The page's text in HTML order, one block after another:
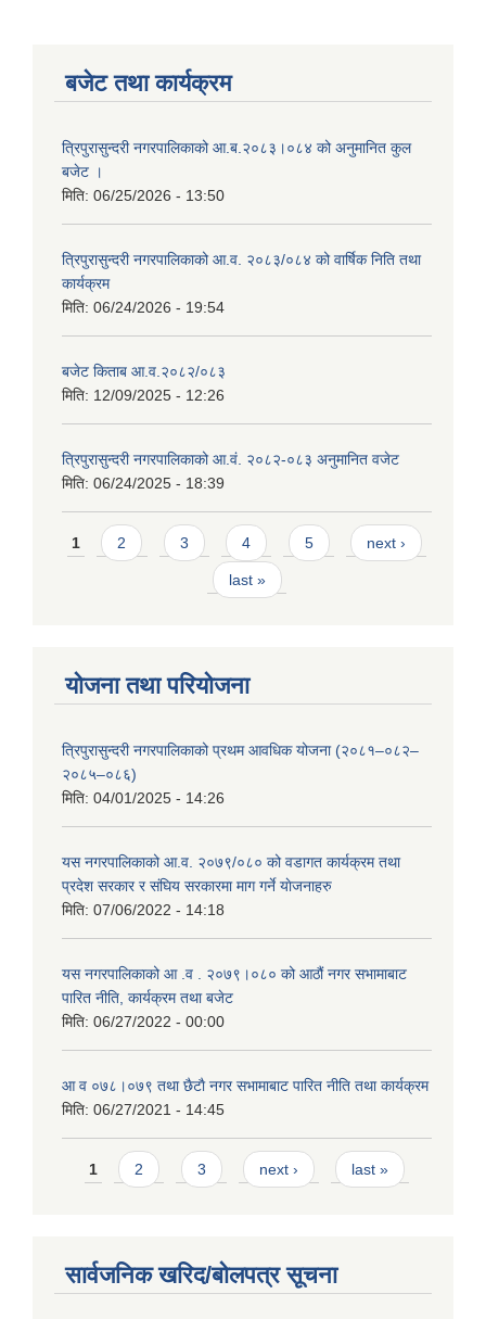
बजेट तथा कार्यक्रम
त्रिपुरासुन्दरी नगरपालिकाको आ.ब.२०८३।०८४ को अनुमानित कुल
बजेट ।
मिति: 06/25/2026 - 13:50
त्रिपुरासुन्दरी नगरपालिकाको आ.व. २०८३/०८४ को वार्षिक निति तथा
कार्यक्रम
मिति: 06/24/2026 - 19:54
बजेट किताब आ.व.२०८२/०८३
मिति: 12/09/2025 - 12:26
त्रिपुरासुन्दरी नगरपालिकाको आ.वं. २०८२-०८३ अनुमानित वजेट
मिति: 06/24/2025 - 18:39
Pages
1 2 3 4 5 next ›
last »
योजना तथा परियोजना
त्रिपुरासुन्दरी नगरपालिकाको प्रथम आवधिक योजना (२०८१–०८२–
२०८५–०८६)
मिति: 04/01/2025 - 14:26
यस नगरपालिकाको आ.व. २०७९/०८० को वडागत कार्यक्रम तथा
प्रदेश सरकार र संघिय सरकारमा माग गर्ने याेजनाहरु
मिति: 07/06/2022 - 14:18
यस नगरपालिकाको आ‍ .व . २०७९।०८० को आठौं नगर सभामाबाट
पारित नीति, कार्यक्रम तथा बजेट
मिति: 06/27/2022 - 00:00
आ‍ व ०७८।०७९ तथा छैटाै नगर सभामाबाट पारित नीति तथा कार्यक्रम
मिति: 06/27/2021 - 14:45
Pages
1 2 3 next › last »
सार्वजनिक खरिद/बोलपत्र सूचना